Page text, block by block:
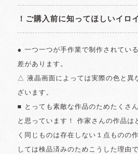
！ご購入前に知ってほしいイロ
● 一つ一つが手作業で制作されてい
差があります。
△ 液晶画面によっては実際の色と異
ざいます。
■ とっても素敵な作品のためたくさ
と思っています！ 作家さんの作品は
く同じものは存在しない１点ものの
しては検品済みのためこうした理由